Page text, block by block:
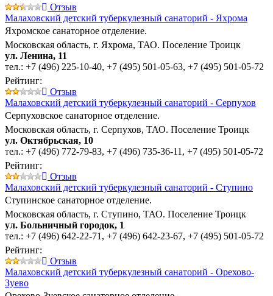
Отзыв
Малаховский детский туберкулезный санаторий - Яхрома
Яхромское санаторное отделение.
Московская область, г. Яхрома, ТАО. Поселение Троицк
ул. Ленина, 11
тел.: +7 (496) 225-10-40, +7 (495) 501-05-63, +7 (495) 501-05-72
Рейтинг:
Отзыв
Малаховский детский туберкулезный санаторий - Серпухов
Серпуховское санаторное отделение.
Московская область, г. Серпухов, ТАО. Поселение Троицк
ул. Октябрьская, 10
тел.: +7 (496) 772-79-83, +7 (496) 735-36-11 , +7 (495) 501-05-72
Рейтинг:
Отзыв
Малаховский детский туберкулезный санаторий - Ступино
Ступинское санаторное отделение.
Московская область, г. Ступино, ТАО. Поселение Троицк
ул. Больничный городок, 1
тел.: +7 (496) 642-22-71 , +7 (496) 642-23-67, +7 (495) 501-05-72
Рейтинг:
Отзыв
Малаховский детский туберкулезный санаторий - Орехово-
Зуево